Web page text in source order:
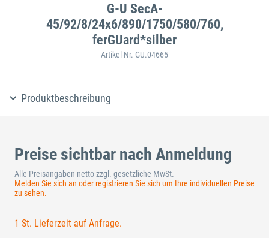
G-U SecA-
45/92/8/24x6/890/1750/580/760,
ferGUard*silber
Artikel-Nr. GU.04665
Produktbeschreibung
Preise sichtbar nach Anmeldung
Alle Preisangaben netto zzgl. gesetzliche MwSt.
Melden Sie sich an oder registrieren Sie sich um Ihre individuellen Preise
zu sehen.
1 St. Lieferzeit auf Anfrage.